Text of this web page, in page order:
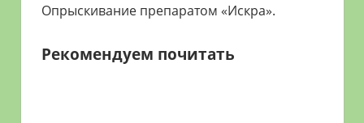
Опрыскивание препаратом «Искра».
Рекомендуем почитать